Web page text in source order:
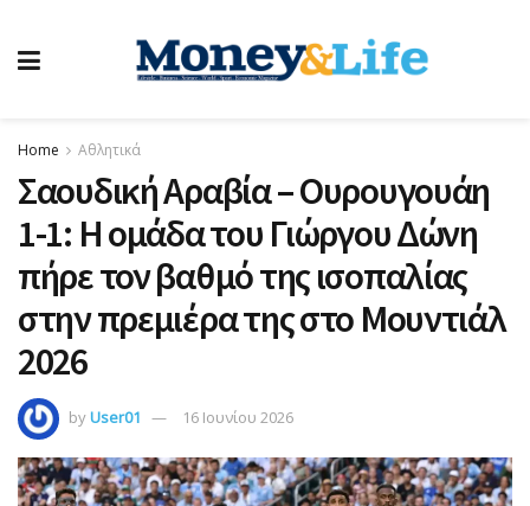
Home Αθλητικά
Σαουδική Αραβία – Ουρουγουάη
1-1: Η ομάδα του Γιώργου Δώνη
πήρε τον βαθμό της ισοπαλίας
στην πρεμιέρα της στο Μουντιάλ
2026
byUser01 16 Ιουνίου 2026